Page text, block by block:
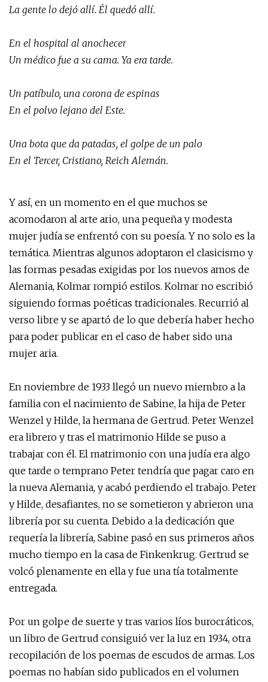
La gente lo dejó allí. Él quedó allí.
En el hospital al anochecer
Un médico fue a su cama. Ya era tarde.
Un patíbulo, una corona de espinas
En el polvo lejano del Este.
Una bota que da patadas, el golpe de un palo
En el Tercer, Cristiano, Reich Alemán.
Y así, en un momento en el que muchos se
acomodaron al arte ario, una pequeña y modesta
mujer judía se enfrentó con su poesía. Y no solo es la
temática. Mientras algunos adoptaron el clasicismo y
las formas pesadas exigidas por los nuevos amos de
Alemania, Kolmar rompió estilos. Kolmar no escribió
siguiendo formas poéticas tradicionales. Recurrió al
verso libre y se apartó de lo que debería haber hecho
para poder publicar en el caso de haber sido una
mujer aria.
En noviembre de 1933 llegó un nuevo miembro a la
familia con el nacimiento de Sabine, la hija de Peter
Wenzel y Hilde, la hermana de Gertrud. Peter Wenzel
era librero y tras el matrimonio Hilde se puso a
trabajar con él. El matrimonio con una judía era algo
que tarde o temprano Peter tendría que pagar caro en
la nueva Alemania, y acabó perdiendo el trabajo. Peter
y Hilde, desafiantes, no se sometieron y abrieron una
librería por su cuenta. Debido a la dedicación que
requería la librería, Sabine pasó en sus primeros años
mucho tiempo en la casa de Finkenkrug. Gertrud se
volcó plenamente en ella y fue una tía totalmente
entregada.
Por un golpe de suerte y tras varios líos burocráticos,
un libro de Gertrud consiguió ver la luz en 1934, otra
recopilación de los poemas de escudos de armas. Los
poemas no habían sido publicados en el volumen